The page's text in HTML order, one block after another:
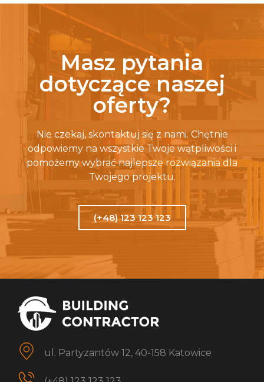
Masz pytania
dotyczące naszej
oferty?
Nie czekaj, skontaktuj się z nami. Chętnie
odpowiemy na wszystkie Twoje wątpliwości i
pomożemy wybrać najlepsze rozwiązania dla
Twojego projektu.
(+48) 123 123 123
ul. Partyzantów 12, 40-158 Katowice